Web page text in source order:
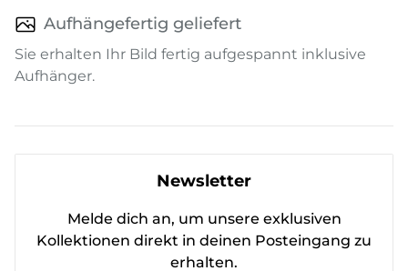
Aufhängefertig geliefert
Sie erhalten Ihr Bild fertig aufgespannt inklusive
Aufhänger.
Newsletter
Melde dich an, um unsere exklusiven
Kollektionen direkt in deinen Posteingang zu
erhalten.